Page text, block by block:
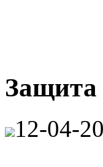
Защита
12-04-